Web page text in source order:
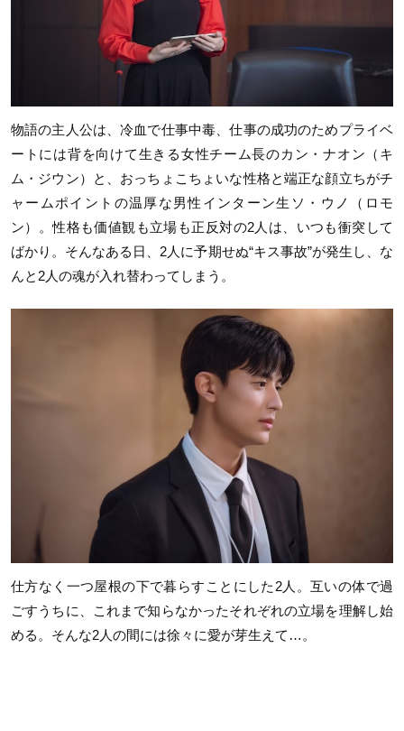
物語の主人公は、冷血で仕事中毒、仕事の成功のためプライベ
ートには背を向けて生きる女性チーム長のカン・ナオン（キ
ム・ジウン）と、おっちょこちょいな性格と端正な顔立ちがチ
ャームポイントの温厚な男性インターン生ソ・ウノ（ロモ
ン）。性格も価値観も立場も正反対の2人は、いつも衝突して
ばかり。そんなある日、2人に予期せぬ“キス事故”が発生し、な
んと2人の魂が入れ替わってしまう。
仕方なく一つ屋根の下で暮らすことにした2人。互いの体で過
ごすうちに、これまで知らなかったそれぞれの立場を理解し始
める。そんな2人の間には徐々に愛が芽生えて…。